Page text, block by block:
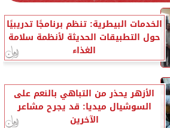
الخدمات البيطرية: تنظم برنامجًا تدريبيًا
حول التطبيقات الحديثة لأنظمة سلامة
الغذاء
الأزهر يحذر من التباهي بالنعم على
السوشيال ميديا: قد يجرح مشاعر
الآخرين